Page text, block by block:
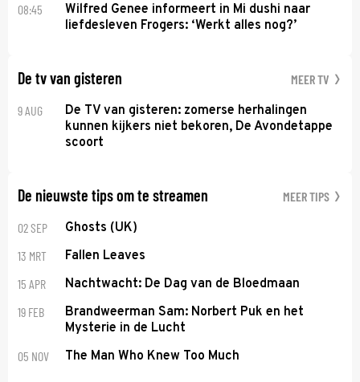
08:45
Wilfred Genee informeert in Mi dushi naar
liefdesleven Frogers: ‘Werkt alles nog?’
De tv van gisteren MEER TV
9 AUG
De TV van gisteren: zomerse herhalingen
kunnen kijkers niet bekoren, De Avondetappe
scoort
De nieuwste tips om te streamen MEER TIPS
02 SEP Ghosts (UK)
13 MRT Fallen Leaves
15 APR Nachtwacht: De Dag van de Bloedmaan
19 FEB
Brandweerman Sam: Norbert Puk en het
Mysterie in de Lucht
05 NOV The Man Who Knew Too Much